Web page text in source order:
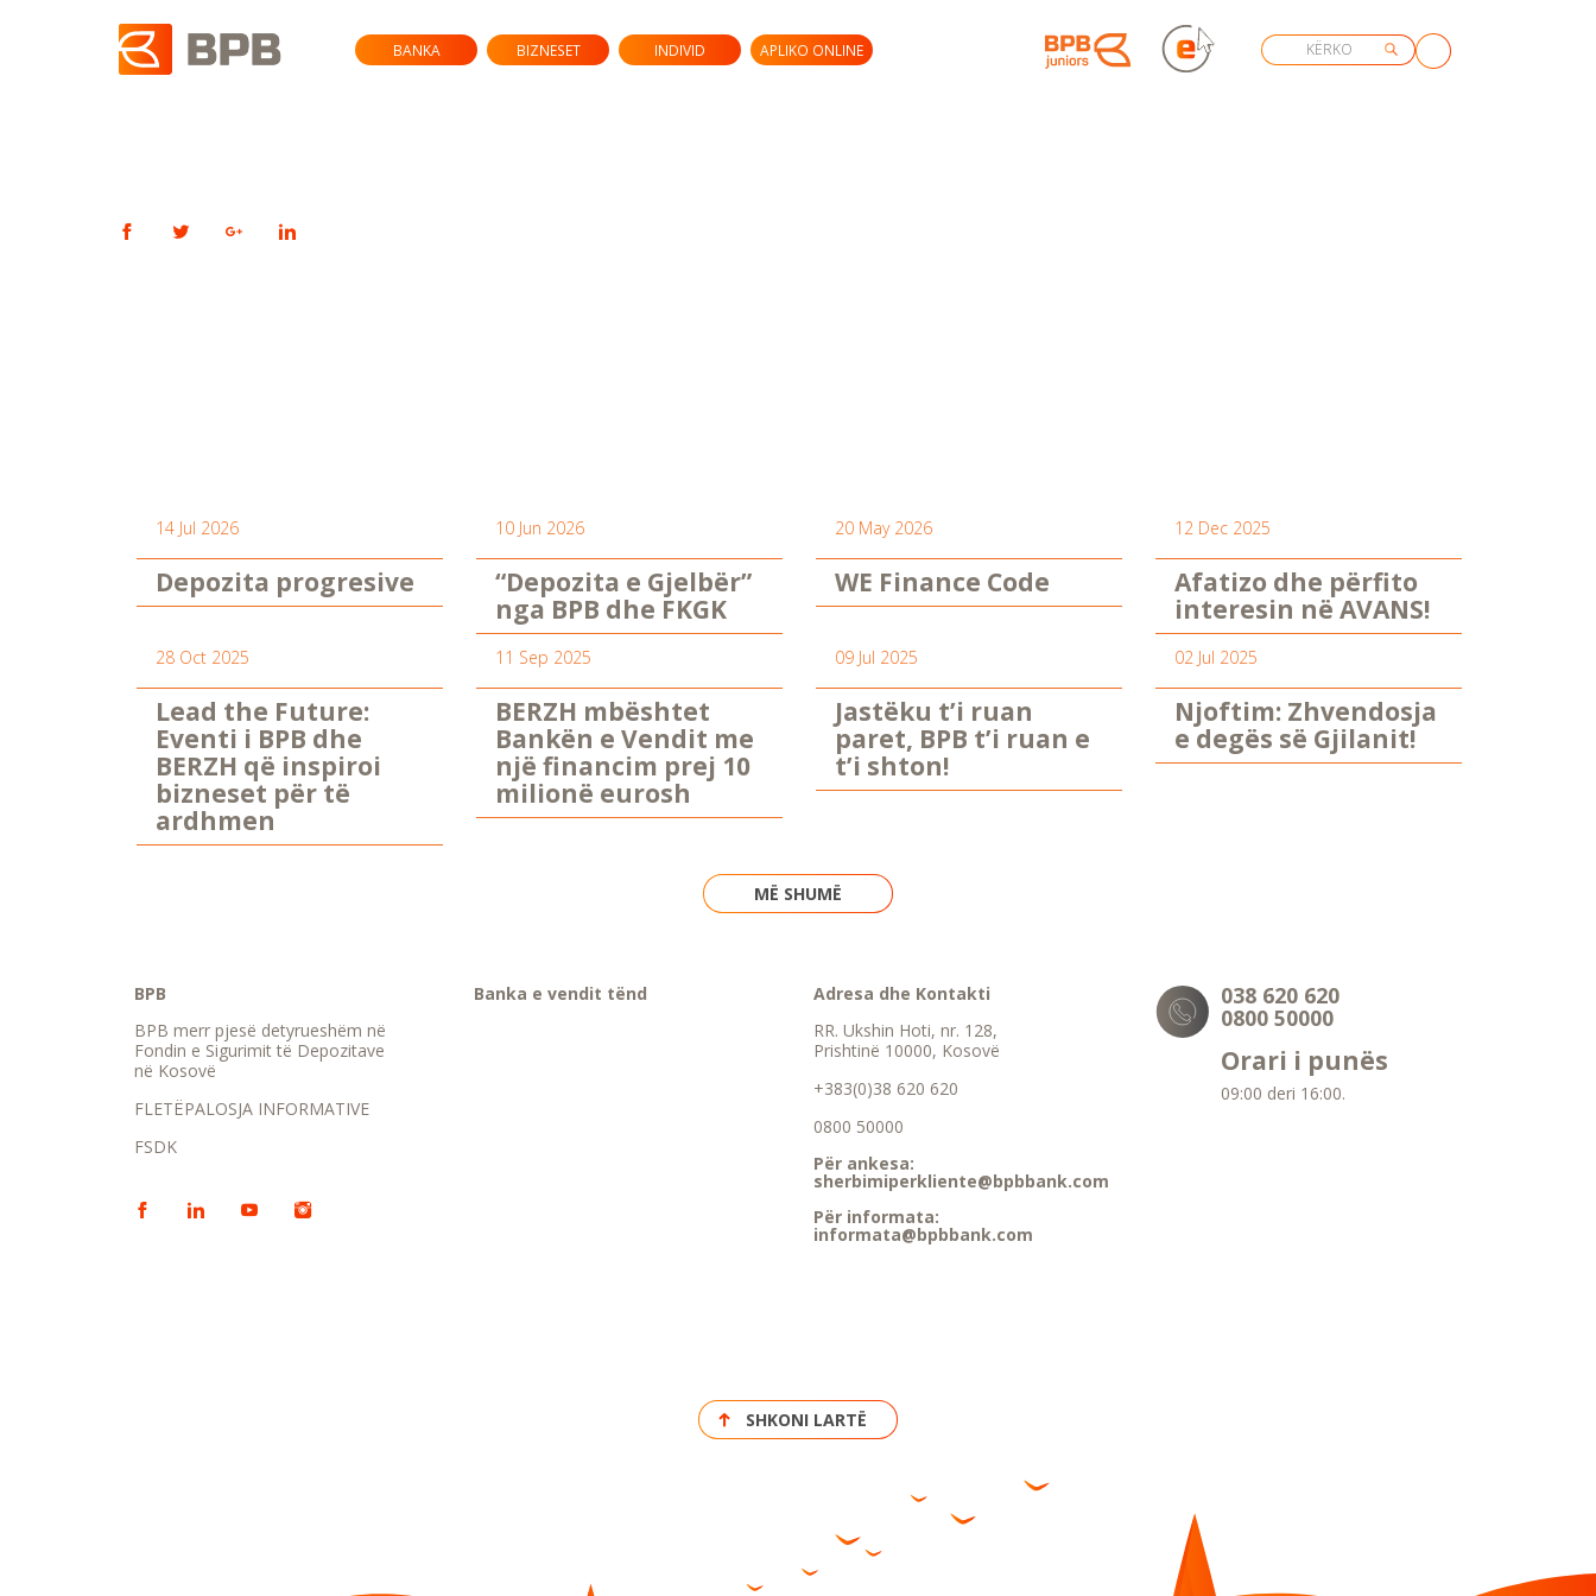
BANKA BIZNESET INDIVID APLIKO ONLINE
14 Jul 2026
Depozita progresive
10 Jun 2026
“Depozita e Gjelbër”
nga BPB dhe FKGK
20 May 2026
WE Finance Code
12 Dec 2025
Afatizo dhe përfito
interesin në AVANS!
28 Oct 2025
Lead the Future:
Eventi i BPB dhe
BERZH që inspiroi
bizneset për të
ardhmen
11 Sep 2025
BERZH mbështet
Bankën e Vendit me
një financim prej 10
milionë eurosh
09 Jul 2025
Jastëku t’i ruan
paret, BPB t’i ruan e
t’i shton!
02 Jul 2025
Njoftim: Zhvendosja
e degës së Gjilanit!
MË SHUMË
BPB
BPB merr pjesë detyrueshëm në
Fondin e Sigurimit të Depozitave
në Kosovë
FLETËPALOSJA INFORMATIVE
FSDK
Banka e vendit tënd
Adresa dhe Kontakti
RR. Ukshin Hoti, nr. 128,
Prishtinë 10000, Kosovë
+383(0)38 620 620
0800 50000
Për ankesa:
sherbimiperkliente@bpbbank.com
Për informata:
informata@bpbbank.com
038 620 620
0800 50000
Orari i punës
09:00 deri 16:00.
SHKONI LARTË